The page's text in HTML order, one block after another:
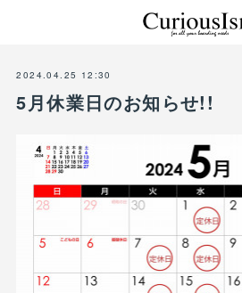
2024.04.25 12:30
5月休業日のお知らせ!!